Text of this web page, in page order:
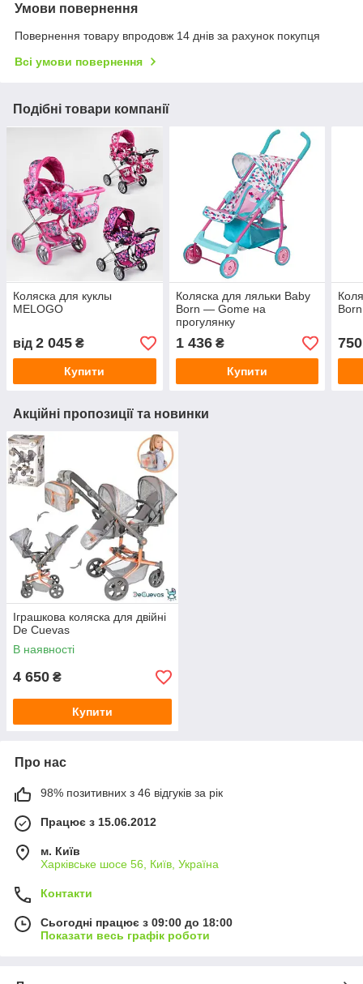
Умови повернення
Повернення товару впродовж 14 днів за рахунок покупця
Всі умови повернення
Подібні товари компанії
Коляска для куклы
MELOGO
від 2 045 ₴
Купити
Коляска для ляльки Baby
Born — Gome на
прогулянку
1 436₴
Купити
Born
750
Акційні пропозиції та новинки
Іграшкова коляска для двійні
De Cuevas
В наявності
4 650 ₴
Купити
Про нас
98% позитивних з 46 відгуків за рік
Працює з 15.06.2012
м. Київ
Харківське шосе 56, Київ, Україна
Контакти
Сьогодні працює з 09:00 до 18:00
Показати весь графік роботи